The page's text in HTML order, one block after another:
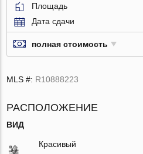
Площадь
Дата сдачи
полная стоимость
MLS #: R10888223
РАСПОЛОЖЕНИЕ
ВИД
Красивый